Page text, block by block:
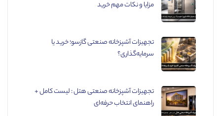
مزایا و نکات مهم خرید
تجهیزات آشپزخانه صنعتی گازسو؛ خرید یا
سرمایه‌گذاری؟
تجهیزات آشپزخانه صنعتی هتل : لیست کامل +
راهنمای انتخاب حرفه‌ای